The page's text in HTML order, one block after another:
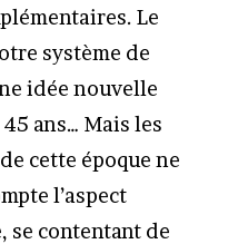
Le
système de
idée nouvelle
ans… Mais les
cette époque ne
l’aspect
contentant de